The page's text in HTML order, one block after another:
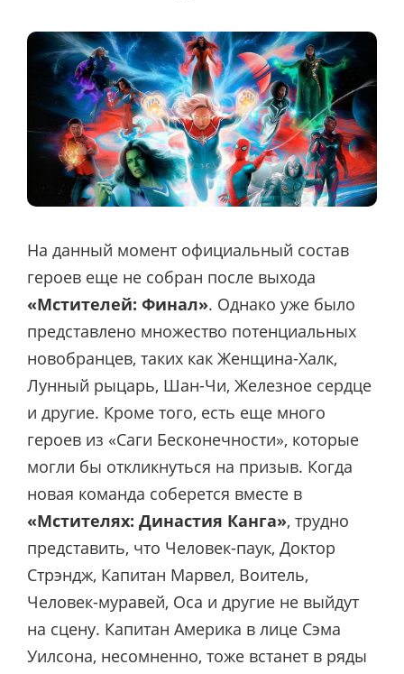
На данный момент официальный состав
героев еще не собран после выхода
«Мстителей: Финал». Однако уже было
представлено множество потенциальных
новобранцев, таких как Женщина-Халк,
Лунный рыцарь, Шан-Чи, Железное сердце
и другие. Кроме того, есть еще много
героев из «Саги Бесконечности», которые
могли бы откликнуться на призыв. Когда
новая команда соберется вместе в
«Мстителях: Династия Канга», трудно
представить, что Человек-паук, Доктор
Стрэндж, Капитан Марвел, Воитель,
Человек-муравей, Оса и другие не выйдут
на сцену. Капитан Америка в лице Сэма
Уилсона, несомненно, тоже встанет в ряды